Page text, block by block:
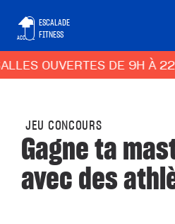
ACCUEIL
ESCALADE
FITNESS
DE 9H À 22H,
JEU CONCOURS
Gagne ta
avec des